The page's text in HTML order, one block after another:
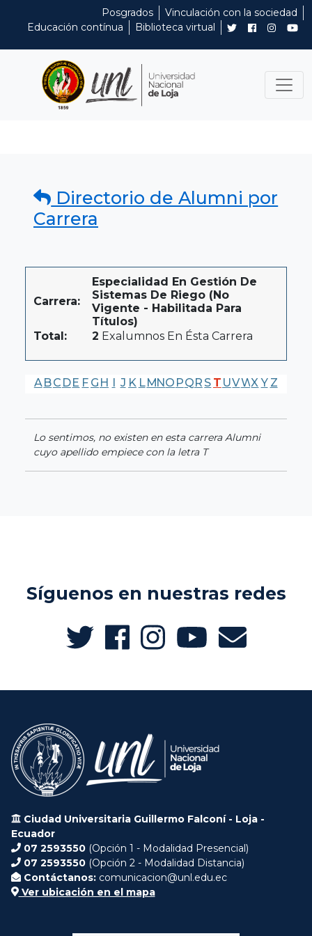
Posgrados
Vinculación con la sociedad
Educación contínua
Biblioteca virtual
Directorio de Alumni por
Carrera
Carrera:
Especialidad En Gestión De
Sistemas De Riego (No
Vigente - Habilitada Para
Títulos)
Total:
2 Exalumnos En Ésta Carrera
A BC DE F G H I J K LMNO PQR S T UVWX Y Z
Lo sentimos, no existen en esta carrera Alumni
cuyo apellido empiece con la letra T
Síguenos en nuestras redes
Ciudad Universitaria Guillermo Falconí - Loja -
Ecuador
07 2593550 (Opción 1 - Modalidad Presencial)
07 2593550 (Opción 2 - Modalidad Distancia)
Contáctanos: comunicacion@unl.edu.ec
Ver ubicación en el mapa